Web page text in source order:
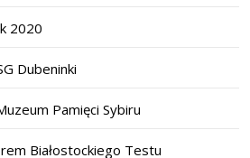
2020
Dubeninki
Pamięci Sybiru
Białostockiego Testu